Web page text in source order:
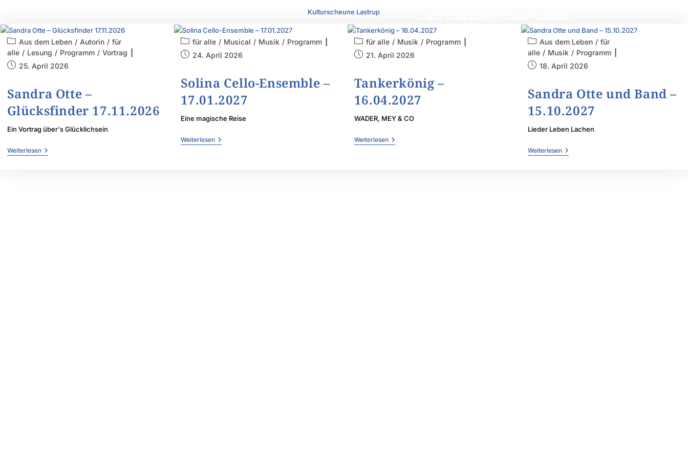
Kulturscheune Lastrup
Aus dem Leben / Autorin / für
alle / Lesung / Programm / Vortrag
25. April 2026
Sandra Otte –
Glücksfinder 17.11.2026
Ein Vortrag über's Glücklichsein
Weiterlesen
für alle / Musical / Musik / Programm
24. April 2026
Solina Cello-Ensemble –
17.01.2027
Eine magische Reise
Weiterlesen
für alle / Musik / Programm
21. April 2026
Tankerkönig –
16.04.2027
WADER, MEY & CO
Weiterlesen
Aus dem Leben / für
alle / Musik / Programm
18. April 2026
Sandra Otte und Band –
15.10.2027
Lieder Leben Lachen
Weiterlesen